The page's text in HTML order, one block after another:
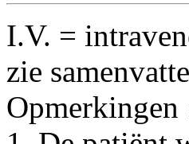
I.V. =
zie
Opmerkingen